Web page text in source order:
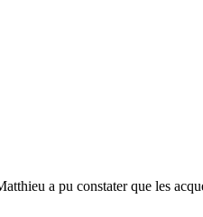
a pu constater que les